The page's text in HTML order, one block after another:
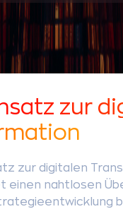
zur
zur digitalen
einen nahtlosen